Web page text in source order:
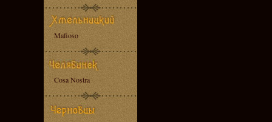
Mafioso
Cosa Nostra